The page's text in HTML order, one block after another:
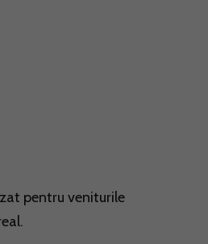
pentru veniturile